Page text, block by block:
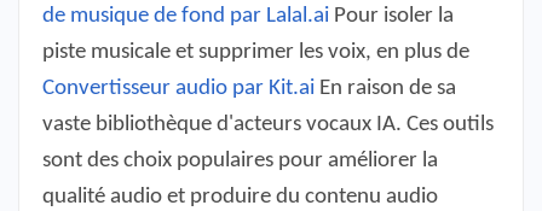
de musique de fond par Lalal.ai Pour isoler la
piste musicale et supprimer les voix, en plus de
Convertisseur audio par Kit.ai En raison de sa
vaste bibliothèque d'acteurs vocaux IA. Ces outils
sont des choix populaires pour améliorer la
qualité audio et produire du contenu audio